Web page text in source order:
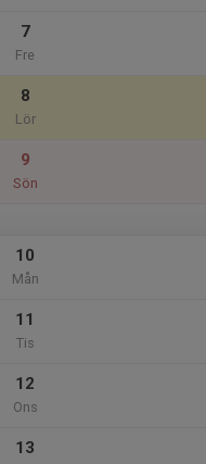
7
Fre
8
Lör
9
Sön
10
Mån
11
Tis
12
Ons
13